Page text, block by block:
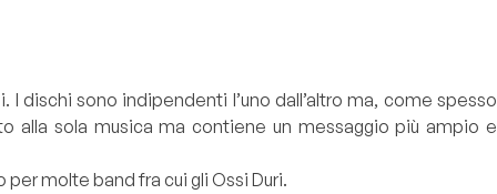
dischi sono indipendenti l’uno dall’altro ma, come spesso
alla sola musica ma contiene un messaggio più ampio e
molte band fra cui gli Ossi Duri.